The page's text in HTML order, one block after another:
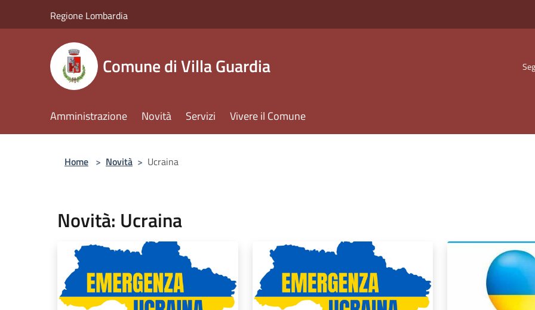
Regione Lombardia
Comune di Villa Guardia
Amministrazione Novità Servizi Vivere il Comune
Home > Novità > Ucraina
Novità: Ucraina